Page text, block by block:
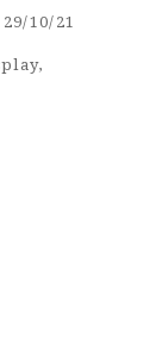
10/21
,